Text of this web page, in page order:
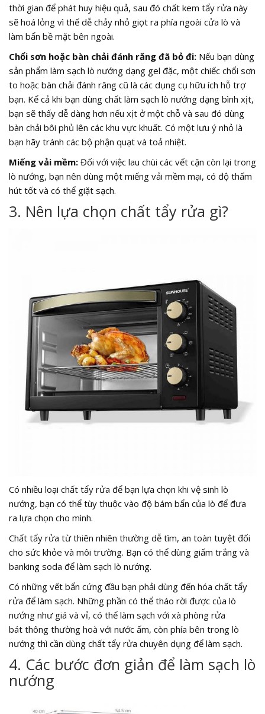
thời gian để phát huy hiệu quả, sau đó chất kem tẩy rửa này
sẽ hoá lỏng vì thế dễ chảy nhỏ giọt ra phía ngoài cửa lò và
làm bẩn bề mặt bên ngoài.
Chổi sơn hoặc bàn chải đánh răng đã bỏ đi: Nếu bạn dùng
sản phẩm làm sạch lò nướng dạng gel đặc, một chiếc chổi sơn
to hoặc bàn chải đánh răng cũ là các dụng cụ hữu ích hỗ trợ
bạn. Kể cả khi bạn dùng chất làm sạch lò nướng dạng bình xịt,
bạn sẽ thấy dễ dàng hơn nếu xịt ở một chỗ và sau đó dùng
bàn chải bôi phủ lên các khu vực khuất. Có một lưu ý nhỏ là
bạn hãy tránh các bộ phận quạt và toả nhiệt.
Miếng vải mềm: Đối với việc lau chùi các vết cặn còn lại trong
lò nướng, bạn nên dùng một miếng vải mềm mại, có độ thấm
hút tốt và có thể giặt sạch.
3. Nên lựa chọn chất tẩy rửa gì?
Có nhiều loại chất tẩy rửa để bạn lựa chọn khi vệ sinh lò
nướng, bạn có thể tùy thuộc vào độ bám bẩn của lò để đưa
ra lựa chọn cho mình.
Chất tẩy rửa từ thiên nhiên thường dễ tìm, an toàn tuyệt đối
cho sức khỏe và môi trường. Bạn có thể dùng giấm trắng và
banking soda để làm sạch lò nướng.
Có những vết bẩn cứng đầu bạn phải dùng đến hóa chất tẩy
rửa để làm sạch. Những phần có thể tháo rời được của lò
nướng như giá và vỉ, có thể làm sạch với xà phòng rửa
bát thông thường hoà với nước ấm, còn phía bên trong lò
nướng thì cần dùng chất tẩy rửa chuyên dụng để làm sạch.
4. Các bước đơn giản để làm sạch lò
nướng